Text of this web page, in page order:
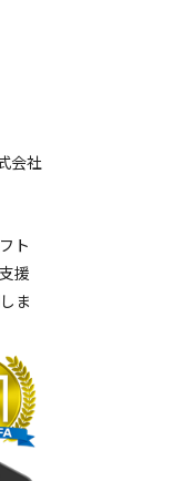
会社
ト
援
ま